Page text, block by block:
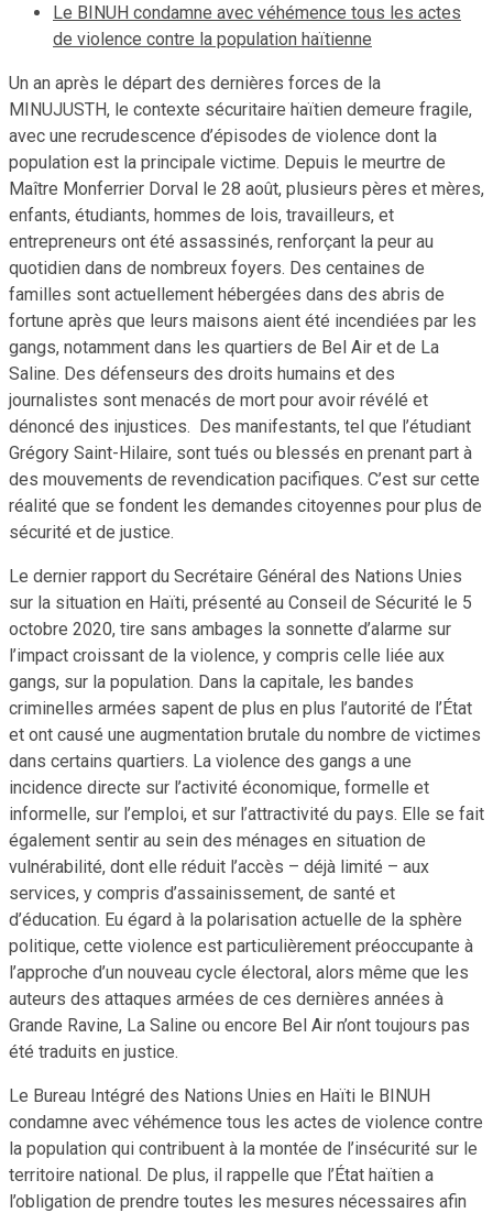
Le BINUH condamne avec véhémence tous les actes
de violence contre la population haïtienne
Un an après le départ des dernières forces de la
MINUJUSTH, le contexte sécuritaire haïtien demeure fragile,
avec une recrudescence d’épisodes de violence dont la
population est la principale victime. Depuis le meurtre de
Maître Monferrier Dorval le 28 août, plusieurs pères et mères,
enfants, étudiants, hommes de lois, travailleurs, et
entrepreneurs ont été assassinés, renforçant la peur au
quotidien dans de nombreux foyers. Des centaines de
familles sont actuellement hébergées dans des abris de
fortune après que leurs maisons aient été incendiées par les
gangs, notamment dans les quartiers de Bel Air et de La
Saline. Des défenseurs des droits humains et des
journalistes sont menacés de mort pour avoir révélé et
dénoncé des injustices. Des manifestants, tel que l’étudiant
Grégory Saint-Hilaire, sont tués ou blessés en prenant part à
des mouvements de revendication pacifiques. C’est sur cette
réalité que se fondent les demandes citoyennes pour plus de
sécurité et de justice.
Le dernier rapport du Secrétaire Général des Nations Unies
sur la situation en Haïti, présenté au Conseil de Sécurité le 5
octobre 2020, tire sans ambages la sonnette d’alarme sur
l’impact croissant de la violence, y compris celle liée aux
gangs, sur la population. Dans la capitale, les bandes
criminelles armées sapent de plus en plus l’autorité de l’État
et ont causé une augmentation brutale du nombre de victimes
dans certains quartiers. La violence des gangs a une
incidence directe sur l’activité économique, formelle et
informelle, sur l’emploi, et sur l’attractivité du pays. Elle se fait
également sentir au sein des ménages en situation de
vulnérabilité, dont elle réduit l’accès – déjà limité – aux
services, y compris d’assainissement, de santé et
d’éducation. Eu égard à la polarisation actuelle de la sphère
politique, cette violence est particulièrement préoccupante à
l’approche d’un nouveau cycle électoral, alors même que les
auteurs des attaques armées de ces dernières années à
Grande Ravine, La Saline ou encore Bel Air n’ont toujours pas
été traduits en justice.
Le Bureau Intégré des Nations Unies en Haïti le BINUH
condamne avec véhémence tous les actes de violence contre
la population qui contribuent à la montée de l’insécurité sur le
territoire national. De plus, il rappelle que l’État haïtien a
l’obligation de prendre toutes les mesures nécessaires afin